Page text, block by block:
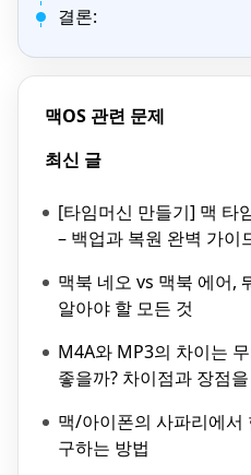
결론:
맥OS 관련 문제
최신 글
[타임머신 만들기] 맥 타
– 백업과 복원 완벽 가이
맥북 네오 vs 맥북 에어,
알아야 할 모든 것
M4A와 MP3의 차이는
좋을까? 차이점과 장점
맥/아이폰의 사파리에서
구하는 방법